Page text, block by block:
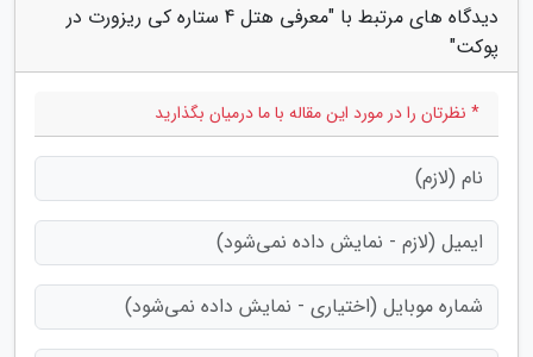
دیدگاه های مرتبط با "معرفی هتل 4 ستاره کی ریزورت در
پوکت"
* نظرتان را در مورد این مقاله با ما درمیان بگذارید